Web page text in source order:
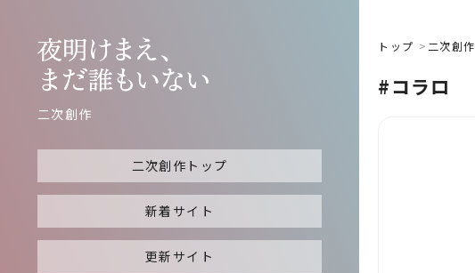
二次創作
二次創作トップ
新着サイト
更新サイト
トップ 二次創作
#コラロ